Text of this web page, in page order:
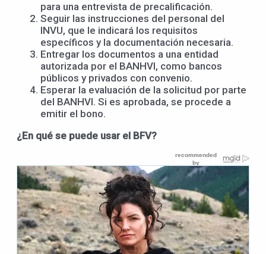
para una entrevista de precalificación.
Seguir las instrucciones del personal del
INVU, que le indicará los requisitos
específicos y la documentación necesaria.
Entregar los documentos a una entidad
autorizada por el BANHVI, como bancos
públicos y privados con convenio.
Esperar la evaluación de la solicitud por parte
del BANHVI. Si es aprobada, se procede a
emitir el bono.
¿En qué se puede usar el BFV?